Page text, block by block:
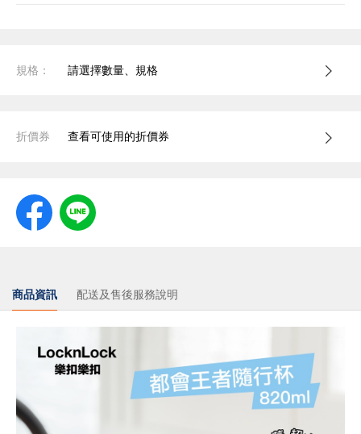
規格： 請選擇數量、規格
折價券 查看可使用的折價券
商品資訊 配送及售後服務說明